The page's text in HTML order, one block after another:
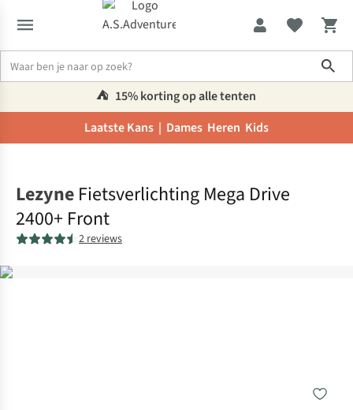
⛺️ 15% korting op alle tenten
Laatste Kans | Dames Heren Kids
Lezyne Fietsverlichting Mega Drive
2400+ Front
2 reviews